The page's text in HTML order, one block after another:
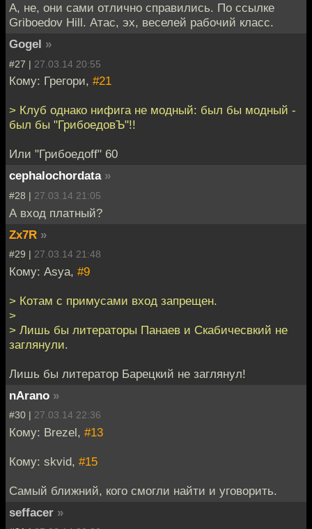
А, не, они сами отлично справились. По ссылке
Griboedov Hill. Атас, эх, веселей рабочий класс.
Gogel »
#27 | 27.03.14 20:55
Кому: Грегори, #21
> Клуб однако нифига не модный: был бы модный -
был бы "ГрибоедовЪ"!!
Или "Грибоедоff" 60
cephalochordata »
#28 | 27.03.14 21:05
А вход платный?
Zx7R »
#29 | 27.03.14 21:48
Кому: Asya, #9
> Котам с примусами вход запрещен.
>
> Лишь бы литераторы Панаев и Скабичесвкий не
заглянули.
Лишь бы литератор Барецкий не заглянул!
nArano »
#30 | 27.03.14 22:36
Кому: Brezel, #13
Кому: skvid, #15
Самый ближний, кого смогли найти и уговорить.
seffacer »